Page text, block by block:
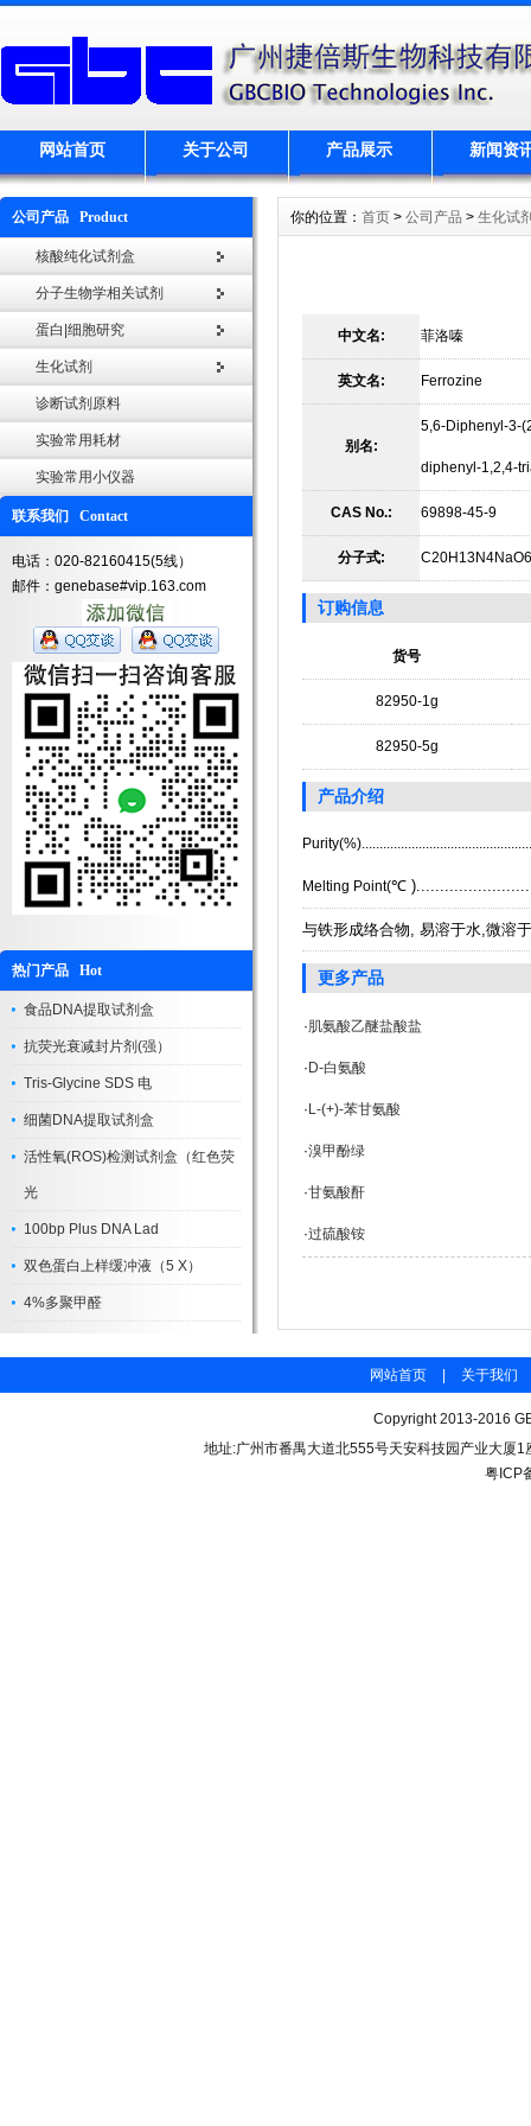
网站首页 关于公司 产品展示 新闻资
公司产品 Product
核酸纯化试剂盒
分子生物学相关试剂
蛋白|细胞研究
生化试剂
诊断试剂原料
实验常用耗材
实验常用小仪器
联系我们 Contact
电话：020-82160415(5线）
邮件：genebase#vip.163.com
热门产品 Hot
食品DNA提取试剂盒
抗荧光衰减封片剂(强）
Tris-Glycine SDS 电
细菌DNA提取试剂盒
活性氧(ROS)检测试剂盒（红色荧
光
100bp Plus DNA Lad
双色蛋白上样缓冲液（5 X）
4%多聚甲醛
你的位置： 首页 > 公司产品 > 生化试
中文名: 菲洛嗪
英文名: Ferrozine
别名:
5,6-Diphenyl-3-
diphenyl-1,2,4-
CAS No.: 69898-45-9
分子式:
订购信息
货号
82950-1g
82950-5g
产品介绍
Melting Point(℃
与铁形成络合物, 易溶于水,微溶
更多产品
·肌氨酸乙醚盐酸盐
· D-白氨酸
· L-(+)-苯甘氨酸
·溴甲酚绿
·甘氨酸酐
·过硫酸铵
网站首页 关于我们
Copyright 2013-2016
地址:广州市番禺大道北555号天安科技园产业大厦
粤ICP